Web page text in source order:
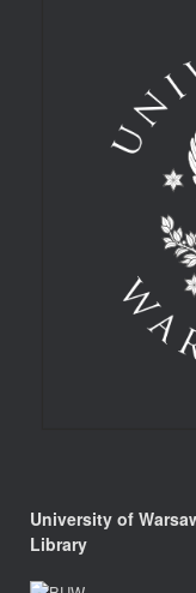
University of
Library